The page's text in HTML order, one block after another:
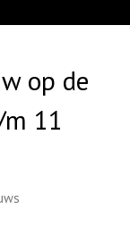
op de
11